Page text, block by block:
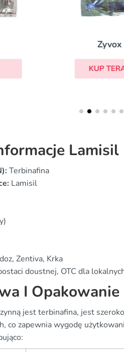
Zyvox
KUP
Lamisil
Terbinafina
Lamisil
Zentiva, Krka
doustnej, OTC dla
I
jest terbinafina, jest
co zapewnia wygodę